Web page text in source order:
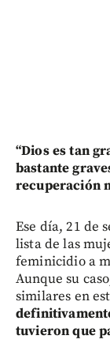
“Dios es tan
bastante
recuperación
Ese día, 21 de
lista de las
feminicidio a
Aunque su
similares en
tuvieron que